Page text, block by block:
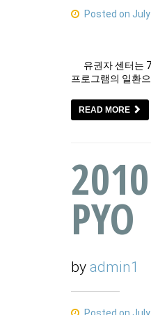
Posted on
유권자 센터는 7
프로그램의 일환
READ MORE
PYO
by admin1